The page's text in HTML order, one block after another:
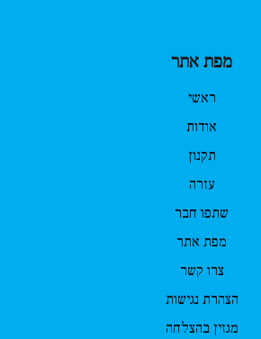
מפת אתר
ראשי
אודות
תקנון
עזרה
שתפו חבר
מפת אתר
צרו קשר
הצהרת נגישות
מגזין בהצלחה